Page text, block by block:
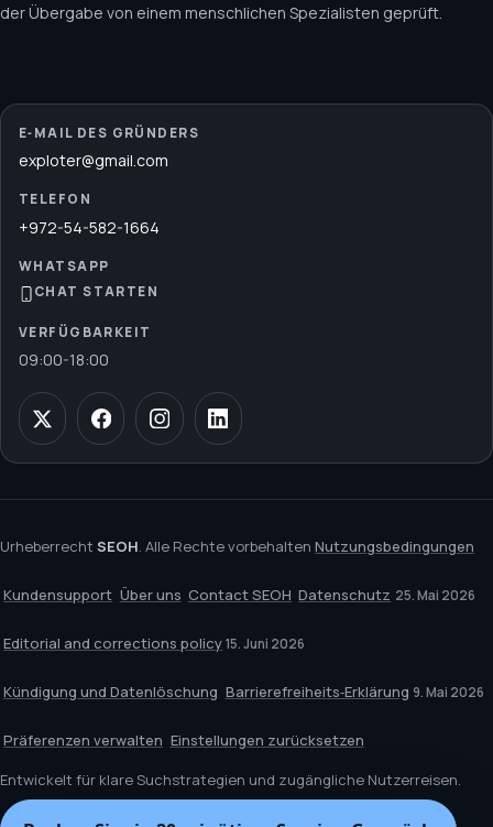
der Übergabe von einem menschlichen Spezialisten geprüft.
E‑MAIL DES GRÜNDERS
exploter@gmail.com
TELEFON
+972-54-582-1664
WHATSAPP
CHAT STARTEN
VERFÜGBARKEIT
09:00-18:00
Urheberrecht SEOH. Alle Rechte vorbehalten Nutzungsbedingungen
Kundensupport Über uns Contact SEOH Datenschutz 25. Mai 2026
Editorial and corrections policy 15. Juni 2026
Kündigung und Datenlöschung Barrierefreiheits‑Erklärung 9. Mai 2026
Präferenzen verwalten Einstellungen zurücksetzen
Entwickelt für klare Suchstrategien und zugängliche Nutzerreisen.